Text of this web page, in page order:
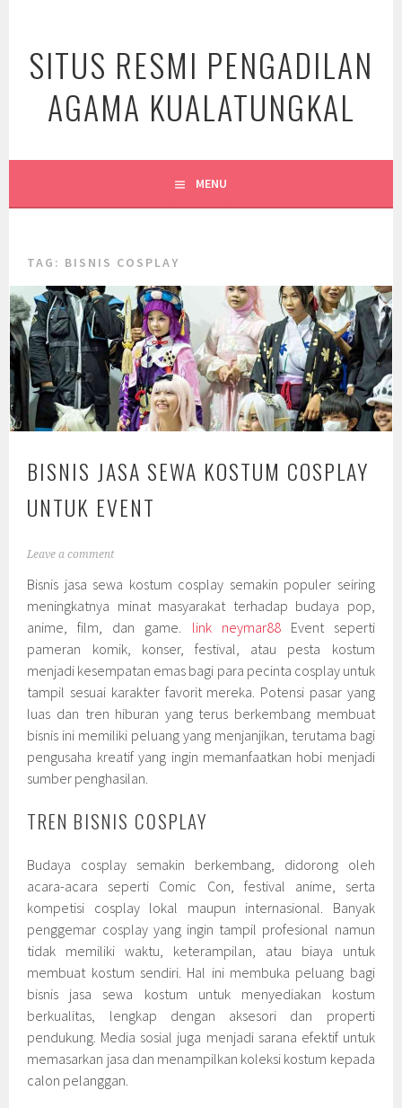
content
SITUS RESMI PENGADILAN
AGAMA KUALATUNGKAL
MENU
TAG: BISNIS COSPLAY
BISNIS JASA SEWA KOSTUM COSPLAY
UNTUK EVENT
Leave a comment
Bisnis jasa sewa kostum cosplay semakin populer seiring
meningkatnya minat masyarakat terhadap budaya pop,
anime, film, dan game. link neymar88Event seperti
pameran komik, konser, festival, atau pesta kostum
menjadi kesempatan emas bagi para pecinta cosplay untuk
tampil sesuai karakter favorit mereka. Potensi pasar yang
luas dan tren hiburan yang terus berkembang membuat
bisnis ini memiliki peluang yang menjanjikan, terutama bagi
pengusaha kreatif yang ingin memanfaatkan hobi menjadi
sumber penghasilan.
TREN BISNIS COSPLAY
Budaya cosplay semakin berkembang, didorong oleh
acara-acara seperti Comic Con, festival anime, serta
kompetisi cosplay lokal maupun internasional. Banyak
penggemar cosplay yang ingin tampil profesional namun
tidak memiliki waktu, keterampilan, atau biaya untuk
membuat kostum sendiri. Hal ini membuka peluang bagi
bisnis jasa sewa kostum untuk menyediakan kostum
berkualitas, lengkap dengan aksesori dan properti
pendukung. Media sosial juga menjadi sarana efektif untuk
memasarkan jasa dan menampilkan koleksi kostum kepada
calon pelanggan.